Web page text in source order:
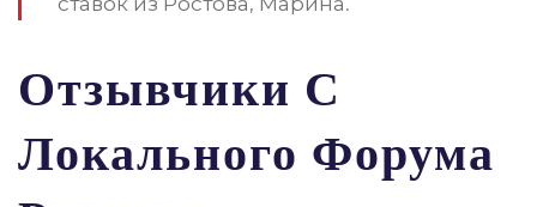
Отзывчики С
Локального Форума